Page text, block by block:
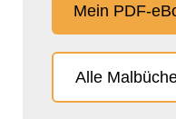
Mein PDF-
Alle